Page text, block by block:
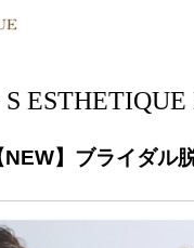
ESTHETIQUE
NEW】ブライダル